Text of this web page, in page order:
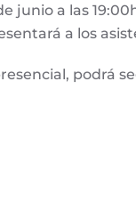
junio a las
a los
podrá